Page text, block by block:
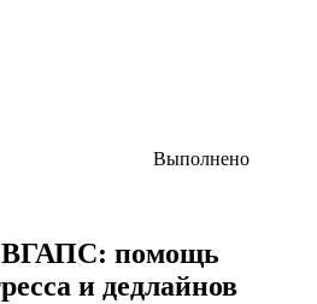
Выполнено
ВГАПС: помощь
и дедлайнов